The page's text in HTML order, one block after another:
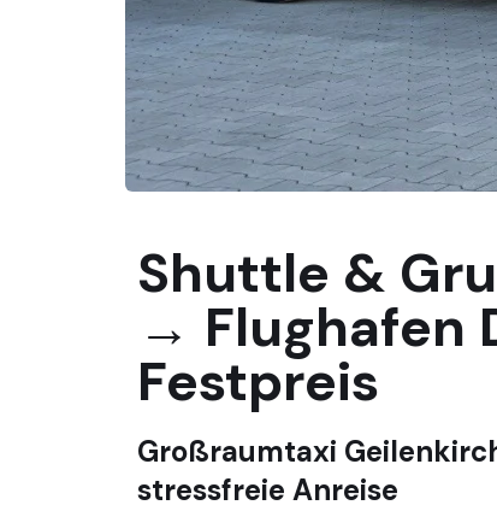
Shuttle &
→ Flughafen
Festpreis
Großraumtaxi
stressfreie Anreise